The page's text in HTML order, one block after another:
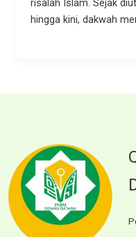
risalah Islam. Sejak
hingga kini, dakwah